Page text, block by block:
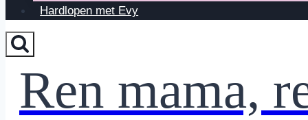
Hardlopen met Evy
Ren mama,